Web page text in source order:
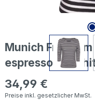
Munich
espresso/
Regulärer Preis:
34,99 €
Preise inkl. gesetzlicher MwSt.